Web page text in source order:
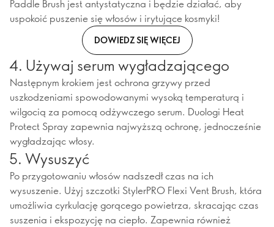
Paddle Brush jest antystatyczna i będzie działać, aby
uspokoić puszenie się włosów i irytujące kosmyki!
DOWIEDZ SIĘ WIĘCEJ
4. Używaj serum wygładzającego
Następnym krokiem jest ochrona grzywy przed
uszkodzeniami spowodowanymi wysoką temperaturą i
wilgocią za pomocą odżywczego serum. Duologi Heat
Protect Spray zapewnia najwyższą ochronę, jednocześnie
wygładzając włosy.
5. Wysuszyć
Po przygotowaniu włosów nadszedł czas na ich
wysuszenie. Użyj szczotki StylerPRO Flexi Vent Brush, która
umożliwia cyrkulację gorącego powietrza, skracając czas
suszenia i ekspozycję na ciepło. Zapewnia również